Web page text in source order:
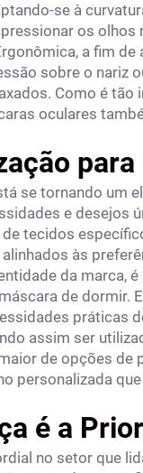
se à
os
a fim
sobre o nariz
Como é
oculares
se tornando um
e desejos
tecidos
às
da marca,
de dormir.
práticas
assim ser
de opções
personalizada
é a
no setor que